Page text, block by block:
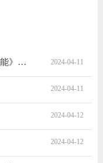
《新质生产力 : 中国经济发展新动能》读后感1000字 2024-04-11
2024-04-11
2024-04-12
2024-04-12